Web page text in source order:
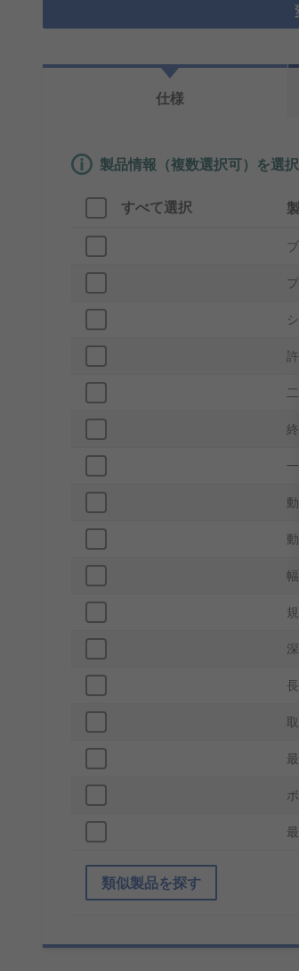
仕様
製品情報（複数選択可）を選
すべて選択
幅
類似製品を探す